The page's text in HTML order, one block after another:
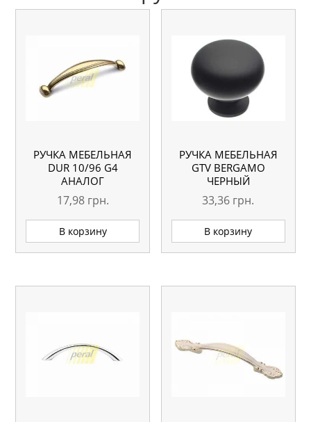
РУЧКА МЕБЕЛЬНАЯ
DUR 10/96 G4
АНАЛОГ
17,98 грн.
В корзину
РУЧКА МЕБЕЛЬНАЯ
GTV BERGAMO
ЧЕРНЫЙ
33,36 грн.
В корзину